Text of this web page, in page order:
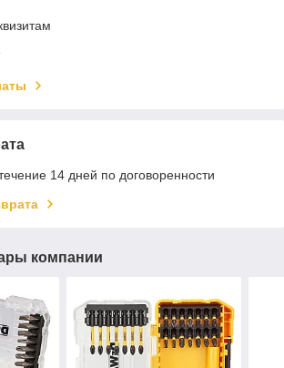
14 дней по договоренности
компании